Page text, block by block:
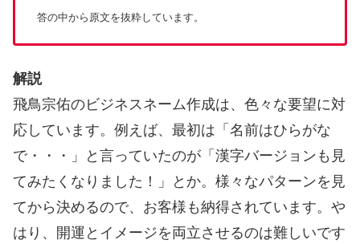
答の中から原文を抜粋しています。
解説
飛鳥宗佑のビジネスネーム作成は、色々な要望に対
応しています。例えば、最初は「名前はひらがな
で・・・」と言っていたのが「漢字バージョンも見
てみたくなりました！」とか。様々なパターンを見
てから決めるので、お客様も納得されています。や
はり、開運とイメージを両立させるのは難しいです